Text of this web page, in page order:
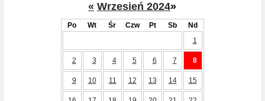
« Wrzesień 2024»
Po Wt Śr Czw Pt Sb
Nd
1
2 3 4 5 6 7 8
9 10 11 12 13 14 15